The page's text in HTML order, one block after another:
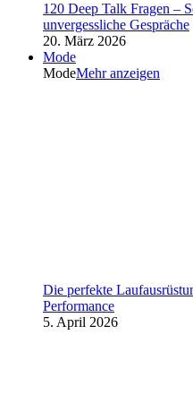
120 Deep Talk Fragen –
unvergessliche Gespräche
20. März 2026
Mode
ModeMehr anzeigen
Die perfekte
Performance
5. April 2026